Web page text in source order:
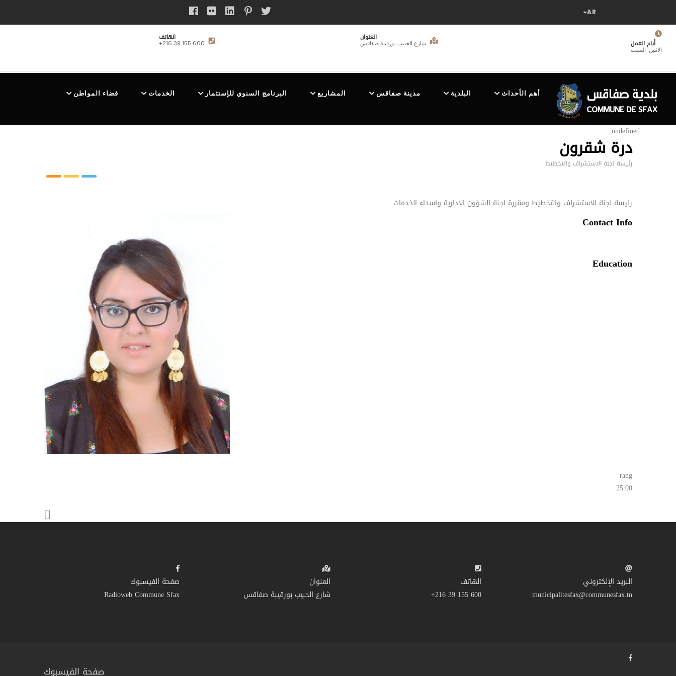
المحتوى
الرئيسيأيام العمل
الاثنين-السبت
العنوان
شارع الحبيب بورقيبة صفاقس
الهاتف
+216 39 155 600
NAVIGATION
أهم الأحداث البلدية مدينة صفاقس المشاريع البرنامج السنوي للإستثمار الخدمات فضاء المواطن
undefined
درة شقرون
رئيسة لجنة الاستشراف والتخطيط
رئيسة لجنة الاستشراف والتخطيط ومقررة لجنة الشؤون الادارية واسداء الخدمات
Contact Info
Education
rang
25.00
صفحة الفيسبوك
Radioweb Commune Sfax
العنوان
شارع الحبيب بورقيبة صفاقس
الهاتف
600 155 39 216+
البريد الإلكتروني
municipalitesfax@communesfax.tn
صفحة الفيسبوك